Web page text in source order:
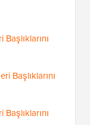
Başlıklarını